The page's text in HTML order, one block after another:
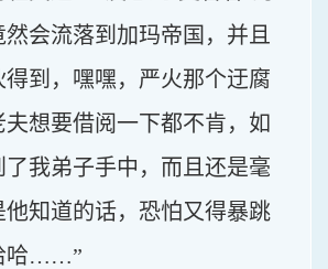
会流落到加玛帝国，并且
到，嘿嘿，严火那个迂腐
想要借阅一下都不肯，如
我弟子手中，而且还是毫
他知道的话，恐怕又得暴跳
哈……”